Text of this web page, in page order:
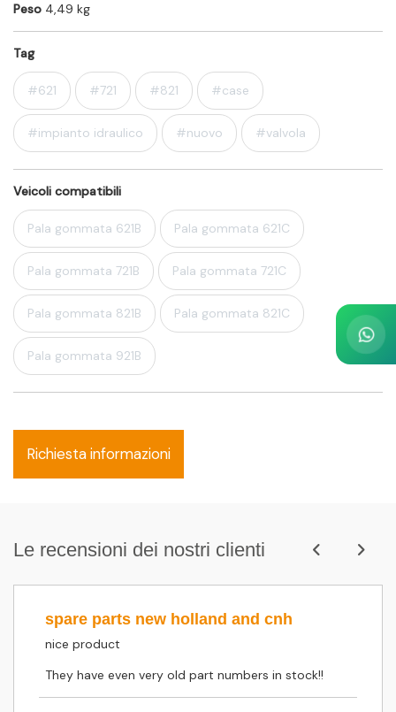
Peso 4,49 kg
Tag
#621 #721 #821 #case
#impianto idraulico #nuovo #valvola
Veicoli compatibili
Pala gommata 621B Pala gommata 621C
Pala gommata 721B Pala gommata 721C
Pala gommata 821B Pala gommata 821C
Pala gommata 921B
Richiesta informazioni
Le recensioni dei nostri clienti
spare parts new holland and cnh
nice product
They have even very old part numbers in stock!!